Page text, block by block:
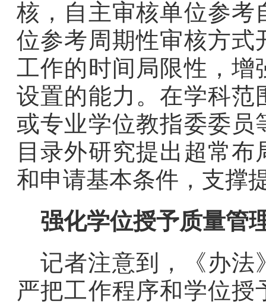
核，自主审核单位参考
位参考周期性审核方式
工作的时间局限性，增
设置的能力。在学科范
或专业学位教指委委员
目录外研究提出超常
和申请基本条件，支撑
强化学位授予质量管
记者注意到，《办法
严把工作程序和学位